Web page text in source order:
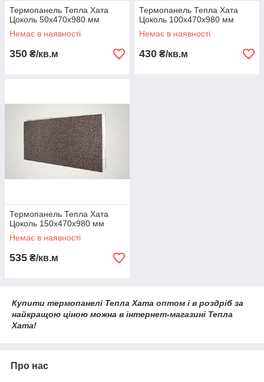
Термопанель Тепла Хата
Цоколь 50х470х980 мм
Немає в наявності
350 ₴/кв.м
Термопанель Тепла Хата
Цоколь 100х470х980 мм
Немає в наявності
430 ₴/кв.м
Термопанель Тепла Хата
Цоколь 150х470х980 мм
Немає в наявності
535 ₴/кв.м
Купити термопанелі Тепла Хата оптом і в роздріб за
найкращою ціною можна в інтернет-магазині Тепла
Хата!
Про нас